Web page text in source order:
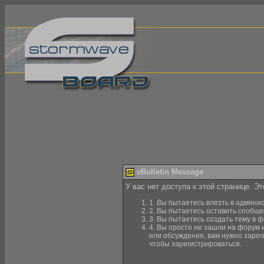
vBulletin Message
У вас нет доступа к этой странице.
1. Вы пытаетесь влезть в
2. Вы пытаетесь оставить
3. Вы пытаетесь создать тему в
4. Вы просто не зашли на форум
или обсуждения, вам нужно
чтобы зарегистрироваться.